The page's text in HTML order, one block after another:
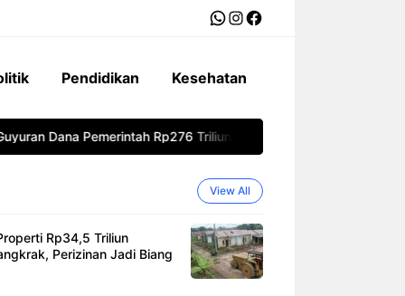
WhatsApp
Instagram
Facebook
Pendidikan Kesehatan
Dana Pemerintah Rp276 Triliun
View All
Rp34,5 Triliun
Perizinan Jadi Biang